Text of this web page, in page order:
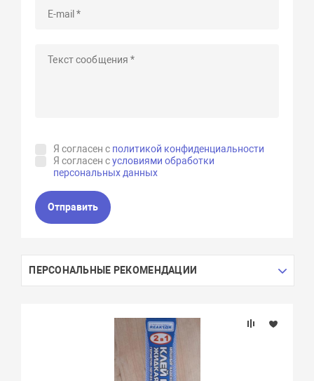
Я согласен с политикой конфиденциальности
Я согласен сусловиями обработки
персональных данных
Отправить
ПЕРСОНАЛЬНЫЕ РЕКОМЕНДАЦИИ